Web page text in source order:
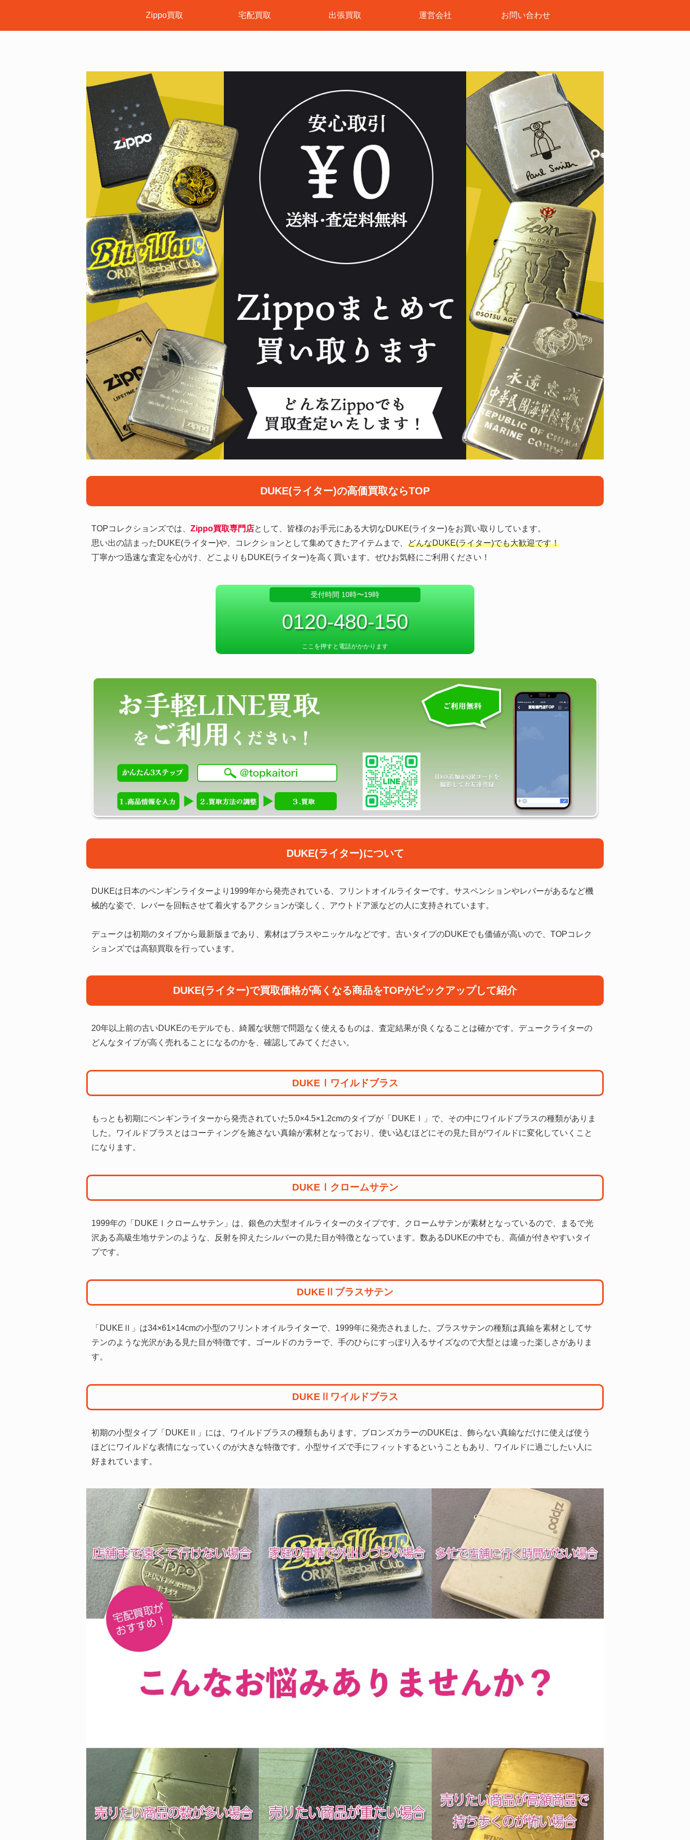
Zippo買取 宅配買取 出張買取 運営会社 お問い合わせ
DUKE(ライター)の高価買取ならTOP
TOPコレクションズでは、Zippo買取専門店として、皆様のお手元にある大切なDUKE(ライター)をお買い取りしています。
思い出の詰まったDUKE(ライター)や、コレクションとして集めてきたアイテムまで、どんなDUKE(ライター)でも大歓迎です！
丁寧かつ迅速な査定を心がけ、どこよりもDUKE(ライター)を高く買います。ぜひお気軽にご利用ください！
受付時間 10時〜19時
0120-480-150
ここを押すと電話がかかります
DUKE(ライター)について
DUKEは日本のペンギンライターより1999年から発売されている、フリントオイルライターです。サスペンションやレバーがあるなど機
械的な姿で、レバーを回転させて着火するアクションが楽しく、アウトドア派などの人に支持されています。
デュークは初期のタイプから最新版まであり、素材はブラスやニッケルなどです。古いタイプのDUKEでも価値が高いので、TOPコレク
ションズでは高額買取を行っています。
DUKE(ライター)で買取価格が高くなる商品をTOPがピックアップして紹介
20年以上前の古いDUKEのモデルでも、綺麗な状態で問題なく使えるものは、査定結果が良くなることは確かです。デュークライターの
どんなタイプが高く売れることになるのかを、確認してみてください。
DUKEⅠワイルドブラス
もっとも初期にペンギンライターから発売されていた5.0×4.5×1.2cmのタイプが「DUKEⅠ」で、その中にワイルドブラスの種類がありま
した。ワイルドブラスとはコーティングを施さない真鍮が素材となっており、使い込むほどにその見た目がワイルドに変化していくこと
になります。
DUKEⅠクロームサテン
1999年の「DUKEⅠクロームサテン」は、銀色の大型オイルライターのタイプです。クロームサテンが素材となっているので、まるで光
沢ある高級生地サテンのような、反射を抑えたシルバーの見た目が特徴となっています。数あるDUKEの中でも、高値が付きやすいタイ
プです。
DUKEⅡブラスサテン
「DUKEⅡ」は34×61×14cmの小型のフリントオイルライターで、1999年に発売されました。ブラスサテンの種類は真鍮を素材としてサ
テンのような光沢がある見た目が特徴です。ゴールドのカラーで、手のひらにすっぽり入るサイズなので大型とは違った楽しさがありま
す。
DUKEⅡワイルドブラス
初期の小型タイプ「DUKEⅡ」には、ワイルドブラスの種類もあります。ブロンズカラーのDUKEは、飾らない真鍮なだけに使えば使う
ほどにワイルドな表情になっていくのが大きな特徴です。小型サイズで手にフィットするということもあり、ワイルドに過ごしたい人に
好まれています。